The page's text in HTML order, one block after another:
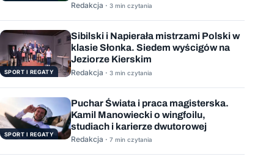
Redakcja · 3 min czytania
SPORT I REGATY
Sibilski i Napierała mistrzami Polski w
klasie Słonka. Siedem wyścigów na
Jeziorze Kierskim
Redakcja · 3 min czytania
SPORT I REGATY
Puchar Świata i praca magisterska.
Kamil Manowiecki o wingfoilu,
studiach i karierze dwutorowej
Redakcja · 7 min czytania